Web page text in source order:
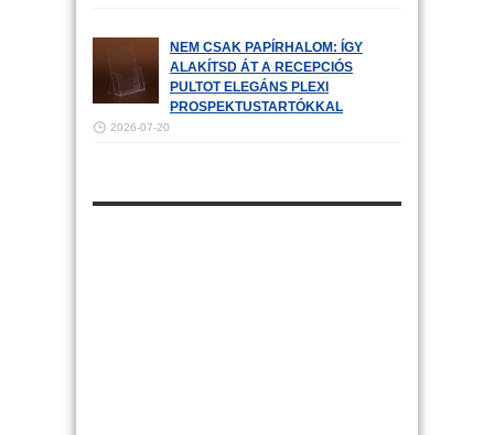
NEM CSAK PAPÍRHALOM: ÍGY
ALAKÍTSD ÁT A RECEPCIÓS
PULTOT ELEGÁNS PLEXI
PROSPEKTUSTARTÓKKAL
2026-07-20